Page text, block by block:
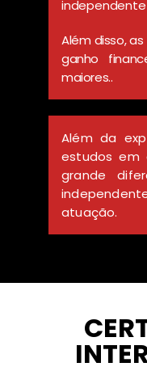
Além disso,
ganho
maiores..
Além da
estudos em
grande
atuação.